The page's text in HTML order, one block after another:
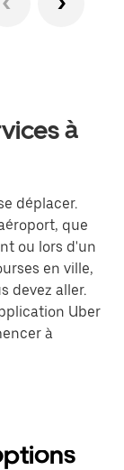
à
déplacer.
que
ou lors d'un
en ville,
devez aller.
Uber
à